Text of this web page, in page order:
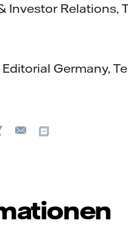
Investor Relations,
Germany,
Xing
E-